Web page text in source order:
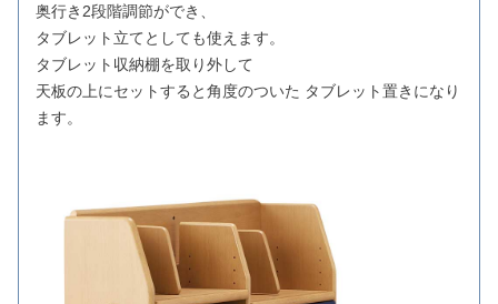
奥行き2段階調節ができ、
タブレット立てとしても使えます。
タブレット収納棚を取り外して
天板の上にセットすると角度のついた タブレット置きになり
ます。